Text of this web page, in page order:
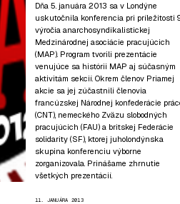
Dňa 5. januára 2013 sa v Londýne
uskutočnila konferencia pri príležitosti
výročia anarchosyndikalistickej
Medzinárodnej asociácie pracujúcich
(MAP). Program tvorili prezentácie
venujúce sa histórii MAP aj súčasným
aktivitám sekcií. Okrem členov Priamej
akcie sa jej zúčastnili členovia
francúzskej Národnej konfederácie
(CNT), nemeckého Zväzu slobodných
pracujúcich (FAU) a britskej Federácie
solidarity (SF), ktorej juholondýnska
skupina konferenciu výborne
zorganizovala. Prinášame zhrnutie
všetkých prezentácií.
11. JANUÁRA 2013